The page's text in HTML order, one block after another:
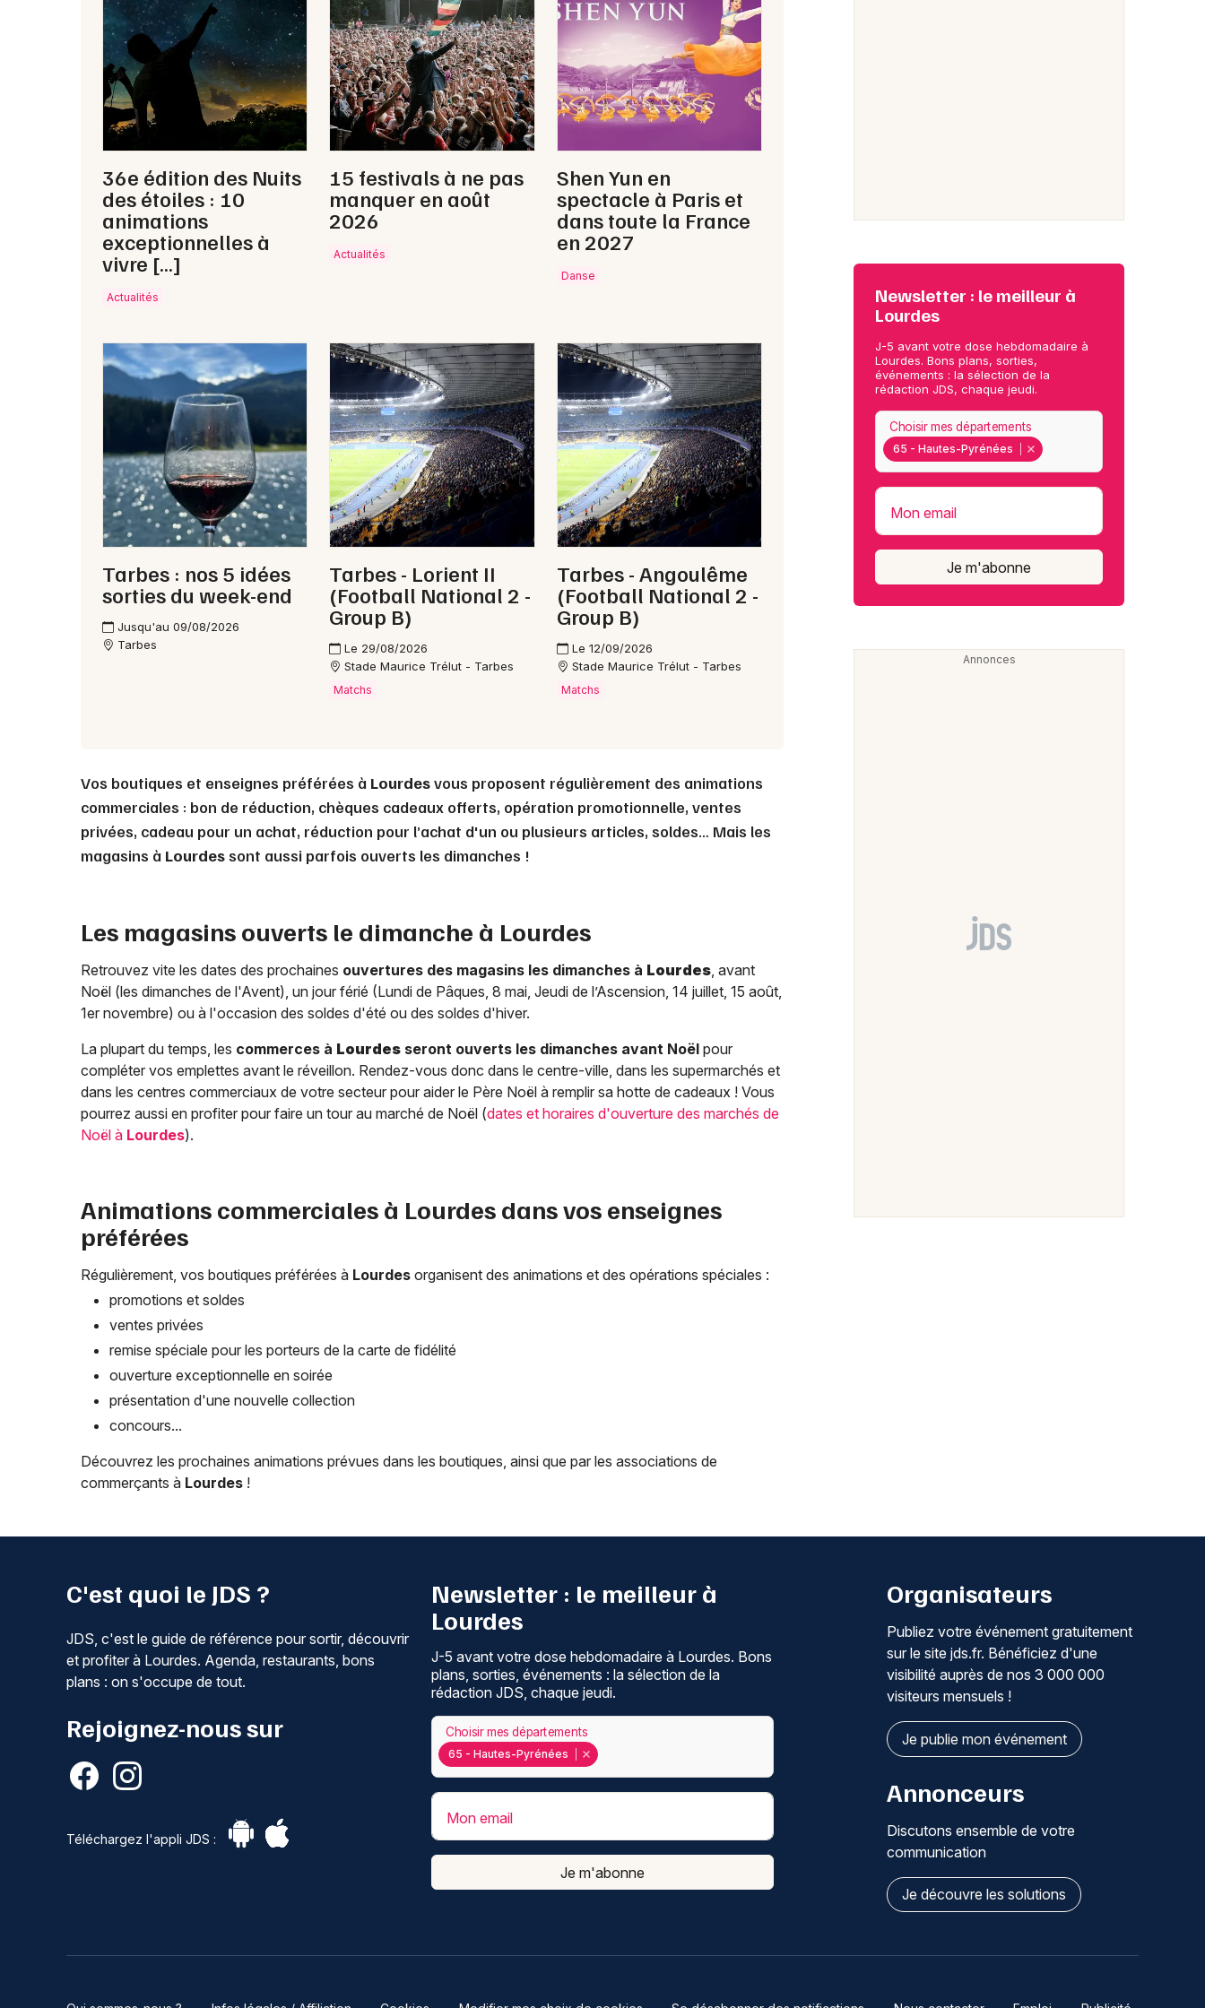
Animations commerciales en Occitanie
Newsletter des sorties
Artistes en tournée
Actus à Lourdes
Magazine à Lourdes
65 - Hautes-Pyrénées
Choisir mes départements
Mon email
Je m'abonne
36e édition des Nuits
des étoiles : 10
animations
exceptionnelles à
vivre […]
Actualités
15 festivals à ne pas
manquer en août
2026
Actualités
Shen Yun en
spectacle à Paris et
dans toute la France
en 2027
Danse
Tarbes : nos 5 idées
sorties du week-end
Jusqu'au 09/08/2026
Tarbes
Tarbes - Lorient II
(Football National 2 -
Group B)
Le 29/08/2026
Stade Maurice Trélut - Tarbes
Matchs
Tarbes - Angoulême
(Football National 2 -
Group B)
Le 12/09/2026
Stade Maurice Trélut - Tarbes
Matchs
Vos boutiques et enseignes préférées à Lourdesvous proposent régulièrement des animations
commerciales : bon de réduction, chèques cadeaux offerts, opération promotionnelle, ventes
privées, cadeau pour un achat, réduction pour l’achat d'un ou plusieurs articles, soldes… Mais les
magasins à Lourdessont aussi parfois ouverts les dimanches !
Les magasins ouverts le dimanche à Lourdes
Retrouvez vite les dates des prochaines ouvertures des magasins les dimanches à Lourdes, avant
Noël (les dimanches de l'Avent), un jour férié (Lundi de Pâques, 8 mai, Jeudi de l’Ascension, 14 juillet, 15 août,
1er novembre) ou à l'occasion des soldes d'été ou des soldes d'hiver.
La plupart du temps, les commerces à Lourdes seront ouverts les dimanches avant Noël pour
compléter vos emplettes avant le réveillon. Rendez-vous donc dans le centre-ville, dans les supermarchés et
dans les centres commerciaux de votre secteur pour aider le Père Noël à remplir sa hotte de cadeaux ! Vous
pourrez aussi en profiter pour faire un tour au marché de Noël (dates et horaires d'ouverture des marchés de
Noël à Lourdes).
Animations commerciales à Lourdes dans vos enseignes
préférées
Régulièrement, vos boutiques préférées à Lourdes organisent des animations et des opérations spéciales :
promotions et soldes
ventes privées
remise spéciale pour les porteurs de la carte de fidélité
ouverture exceptionnelle en soirée
présentation d'une nouvelle collection
concours...
Découvrez les prochaines animations prévues dans les boutiques, ainsi que par les associations de
commerçants à Lourdes !
Newsletter : le meilleur à
Lourdes
J-5 avant votre dose hebdomadaire à
Lourdes. Bons plans, sorties,
événements : la sélection de la
rédaction JDS, chaque jeudi.
65 - Hautes-Pyrénées
Choisir mes départements
Mon email
Je m'abonne
C'est quoi le JDS ?
JDS, c'est le guide de référence pour sortir, découvrir
et profiter à Lourdes. Agenda, restaurants, bons
plans : on s'occupe de tout.
Rejoignez-nous sur
Téléchargez l'appli JDS :
Newsletter : le meilleur à
Lourdes
J-5 avant votre dose hebdomadaire à Lourdes. Bons
plans, sorties, événements : la sélection de la
rédaction JDS, chaque jeudi.
65 - Hautes-Pyrénées
Choisir mes départements
Mon email
Je m'abonne
Organisateurs
Publiez votre événement gratuitement
sur le site jds.fr. Bénéficiez d'une
visibilité auprès de nos 3 000 000
visiteurs mensuels !
Je publie mon événement
Annonceurs
Discutons ensemble de votre
communication
Je découvre les solutions